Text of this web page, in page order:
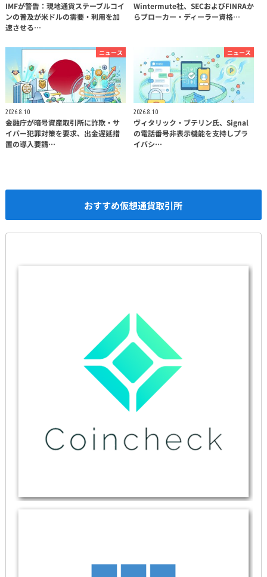
IMFが警告：現地通貨ステーブルコイ
ンの普及が米ドルの需要・利用を加
速させる…
Wintermute社、SECおよびFINRAか
らブローカー・ディーラー資格…
ニュース
2026.8.10
金融庁が暗号資産取引所に詐欺・サ
イバー犯罪対策を要求、出金遅延措
置の導入要請…
ニュース
2026.8.10
ヴィタリック・ブテリン氏、Signal
の電話番号非表示機能を支持しプラ
イバシ…
おすすめ仮想通貨取引所